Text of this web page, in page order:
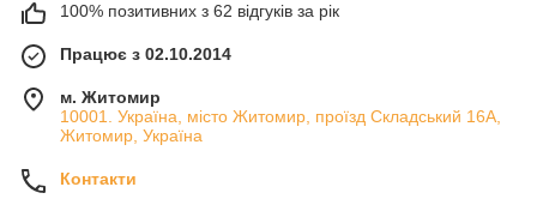
100% позитивних з 62 відгуків за рік
Працює з 02.10.2014
м. Житомир
10001. Україна, місто Житомир, проїзд Складський 16А,
Житомир, Україна
Контакти